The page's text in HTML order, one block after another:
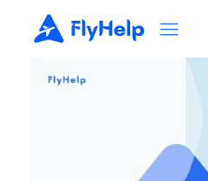
ოქტომბერი 11, 2024